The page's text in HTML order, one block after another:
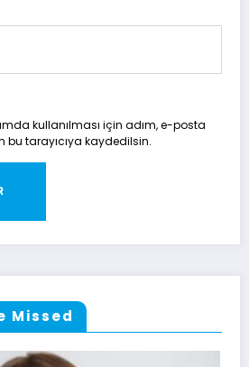
kullanılması için adım, e-posta
tarayıcıya kaydedilsin.
Missed